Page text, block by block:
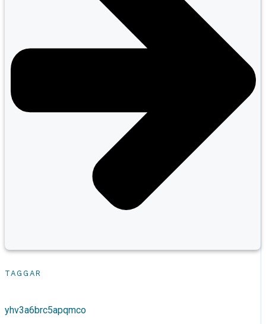
TAGGAR
yhv3a6brc5apqmco